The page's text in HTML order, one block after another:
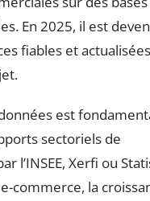
En 2025, il est
fiables et actualisées
est
sectoriels de
l’INSEE, Xerfi ou
commerce, la